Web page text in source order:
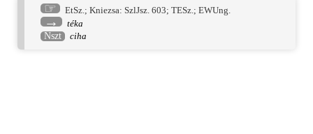
☞ EtSz.;Kniezsa: SzlJsz. 603;TESz.;EWUng.
→
téka
Nszt
ciha